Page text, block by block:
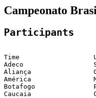
Campeonato
Participants
Time
Adeco                  SP
Aliança
América
Botafogo
Caucaia